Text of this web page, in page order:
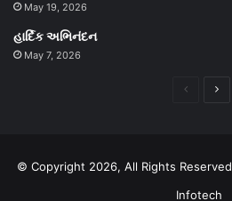
May 19, 2026
હાર્દિક અભિનંદન
May 7, 2026
Previous
© Copyright 2026, All Rights
Infotech